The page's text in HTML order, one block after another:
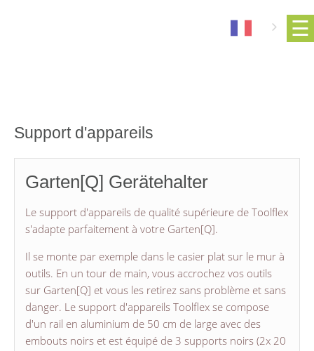
Support d'appareils
Garten[Q] Gerätehalter
Le support d'appareils de qualité supérieure de Toolflex
s'adapte parfaitement à votre Garten[Q].
Il se monte par exemple dans le casier plat sur le mur à
outils. En un tour de main, vous accrochez vos outils
sur Garten[Q] et vous les retirez sans problème et sans
danger. Le support d'appareils Toolflex se compose
d'un rail en aluminium de 50 cm de large avec des
embouts noirs et est équipé de 3 supports noirs (2x 20